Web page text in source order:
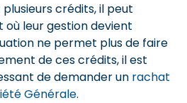
crédits, il peut
leur gestion devient
ne permet plus de faire
de ces crédits, il est
de demander un rachat
Générale.